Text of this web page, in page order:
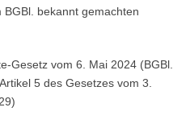
bekannt gemachten
Gesetz vom 6. Mai 2024 (BGBl.
5 des Gesetzes vom 3.